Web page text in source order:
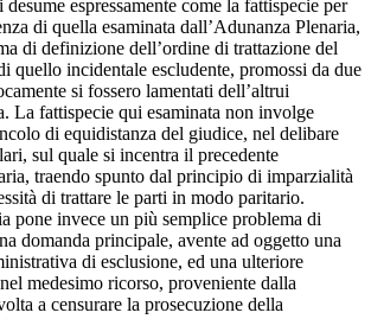
espressamente come la fattispecie per
di quella esaminata dall’Adunanza Plenaria,
di definizione dell’ordine di trattazione del
quello incidentale escludente, promossi da due
si fossero lamentati dell’altrui
La fattispecie qui esaminata non involge
di equidistanza del giudice, nel delibare
sul quale si incentra il precedente
traendo spunto dal principio di imparzialità
di trattare le parti in modo paritario.
pone invece un più semplice problema di
domanda principale, avente ad oggetto una
di esclusione, ed una ulteriore
medesimo ricorso, proveniente dalla
a censurare la prosecuzione della